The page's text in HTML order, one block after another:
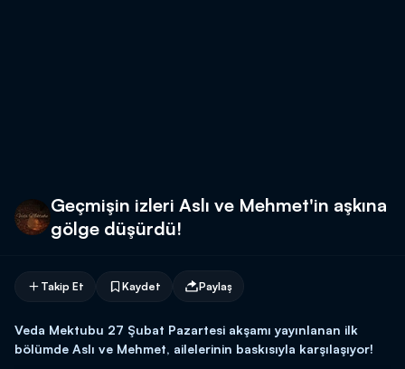
Geçmişin izleri Aslı ve Mehmet'in aşkına
gölge düşürdü!
Takip Et Kaydet Paylaş
Veda Mektubu 27 Şubat Pazartesi akşamı yayınlanan ilk
bölümde Aslı ve Mehmet, ailelerinin baskısıyla karşılaşıyor!